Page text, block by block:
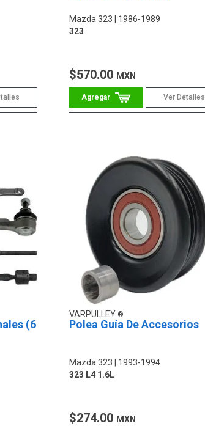
Mazda 323
1986-1989
323
$570.00 MXN
Ver Detalles
(6
VARPULLEY
Polea Guía De Accesorios
Mazda 323
1993-1994
323 L4 1.6L
$274.00 MXN